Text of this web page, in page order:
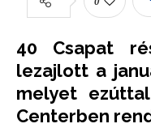
40 Csapat
lezajlott a
melyet
Centerben